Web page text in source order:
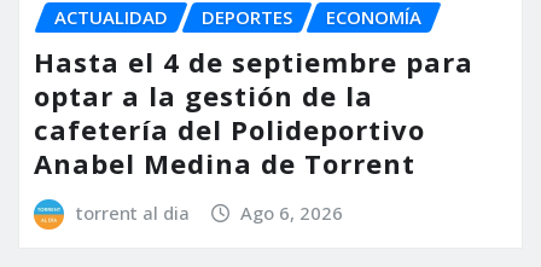
ACTUALIDAD DEPORTES ECONOMÍA
Hasta el 4 de septiembre para
optar a la gestión de la
cafetería del Polideportivo
Anabel Medina de Torrent
torrent al dia Ago 6, 2026